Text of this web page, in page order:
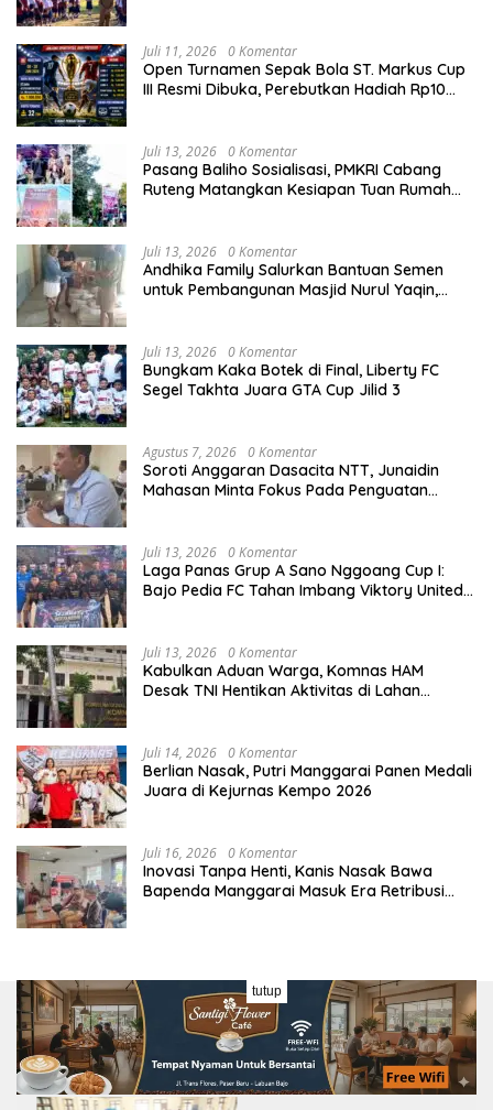
Juli 11, 2026 0 Komentar
Open Turnamen Sepak Bola ST. Markus Cup
III Resmi Dibuka, Perebutkan Hadiah Rp10
Juli 13, 2026 0 Komentar
Pasang Baliho Sosialisasi, PMKRI Cabang
Ruteng Matangkan Kesiapan Tuan Rumah
Juli 13, 2026 0 Komentar
Andhika Family Salurkan Bantuan Semen
untuk Pembangunan Masjid Nurul Yaqin,
Juli 13, 2026 0 Komentar
Bungkam Kaka Botek di Final, Liberty FC
Segel Takhta Juara GTA Cup Jilid 3
Agustus 7, 2026 0 Komentar
Soroti Anggaran Dasacita NTT, Junaidin
Mahasan Minta Fokus Pada Penguatan
Juli 13, 2026 0 Komentar
Laga Panas Grup A Sano Nggoang Cup I:
Bajo Pedia FC Tahan Imbang Viktory United
Juli 13, 2026 0 Komentar
Kabulkan Aduan Warga, Komnas HAM
Desak TNI Hentikan Aktivitas di Lahan
Juli 14, 2026 0 Komentar
Berlian Nasak, Putri Manggarai Panen Medali
Juara di Kejurnas Kempo 2026
Juli 16, 2026 0 Komentar
Inovasi Tanpa Henti, Kanis Nasak Bawa
Bapenda Manggarai Masuk Era Retribusi
Wisata
tutup